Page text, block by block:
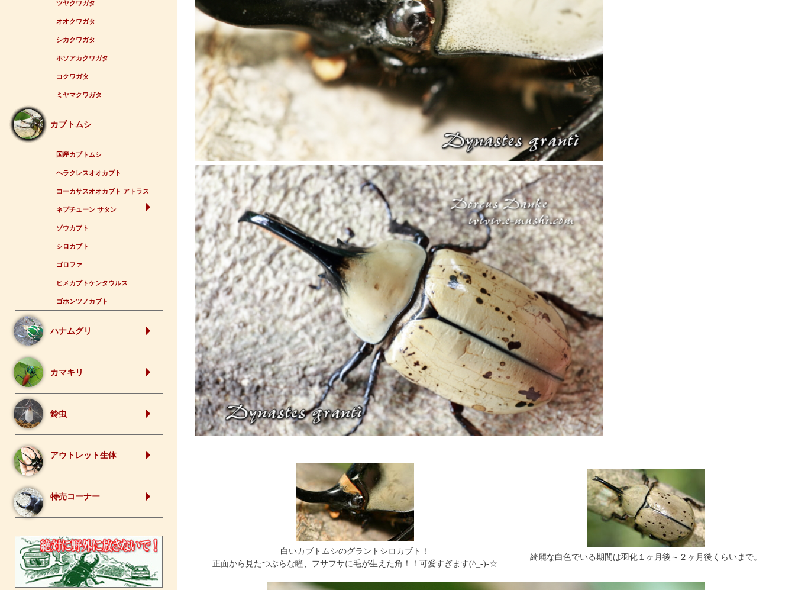
ツヤクワガタ
オオクワガタ
シカクワガタ
ホソアカクワガタ
コクワガタ
ミヤマクワガタ
カブトムシ
国産カブトムシ
ヘラクレスオオカブト
コーカサスオオカブト アトラス
ネプチューン サタン
ゾウカブト
シロカブト
ゴロファ
ヒメカブトケンタウルス
ゴホンツノカブト
ハナムグリ
カマキリ
鈴虫
アウトレット生体
特売コーナー
白いカブトムシのグラントシロカブト！
正面から見たつぶらな瞳、フサフサに毛が生えた角！！可愛すぎます(^_-)-☆
綺麗な白色でいる期間は羽化１ヶ月後～２ヶ月後くらいまで。